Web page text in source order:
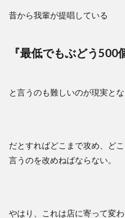
昔から我輩が提唱している
『最低でもぶどう500
と言うのも難しいのが現実とな
だとすればどこまで攻め、ど
言うのを改めねばならない。
やはり、これは店に寄って変わ